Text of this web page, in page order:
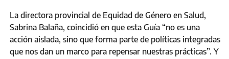
La directora provincial de Equidad de Género en Salud,
Sabrina Balaña, coincidió en que esta Guía “no es una
acción aislada, sino que forma parte de políticas integradas
que nos dan un marco para repensar nuestras prácticas”. Y